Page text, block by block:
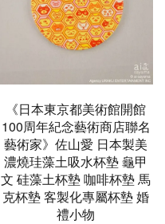
《日本東京都美術館開館
100周年紀念藝術商店聯名
藝術家》佐山愛 日本製美
濃燒珪藻土吸水杯墊 龜甲
文 硅藻土杯墊 咖啡杯墊 馬
克杯墊 客製化專屬杯墊 婚
禮小物